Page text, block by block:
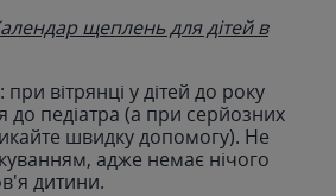
щеплень для дітей в
вітрянці у дітей до року
до педіатра (а при серйозних
швидку допомогу). Не
адже немає нічого
дитини.